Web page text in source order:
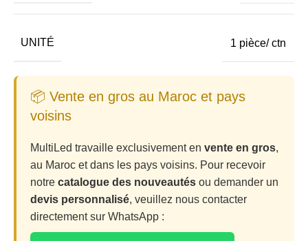
UNITÉ 1 pièce/ ctn
📦 Vente en gros au Maroc et pays
voisins
MultiLed travaille exclusivement en vente en gros,
au Maroc et dans les pays voisins. Pour recevoir
notre catalogue des nouveautés ou demander un
devis personnalisé, veuillez nous contacter
directement sur WhatsApp :